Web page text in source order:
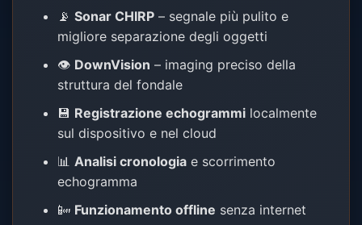
📡Sonar CHIRP – segnale più pulito e
migliore separazione degli oggetti
👁️ DownVision – imaging preciso della
struttura del fondale
💾 Registrazione echogrammi localmente
sul dispositivo e nel cloud
📊 Analisi cronologia e scorrimento
echogramma
📴 Funzionamento offline senza internet